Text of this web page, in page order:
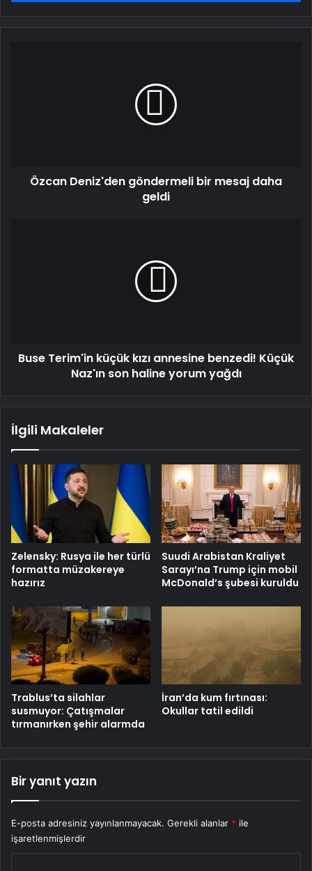
Özcan Deniz'den göndermeli bir mesaj daha
geldi
haline
Buse Terim'in küçük kızı annesine benzedi! Küçük
Naz'ın son haline yorum yağdı
İlgili Makaleler
Zelensky: Rusya ile her türlü
formatta müzakereye
hazırız
Suudi Arabistan Kraliyet
Sarayı’na Trump için mobil
McDonald’s şubesi kuruldu
Trablus’ta silahlar
susmuyor: Çatışmalar
tırmanırken şehir alarmda
İran’da kum fırtınası:
Okullar tatil edildi
Bir yanıt yazın
E-posta adresiniz yayınlanmayacak. Gerekli alanlar * ile
işaretlenmişlerdir